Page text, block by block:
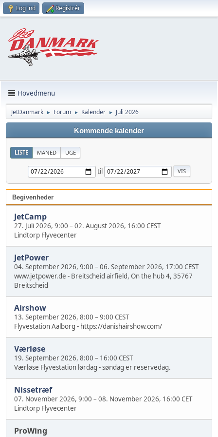
Log ind Registrér
Hovedmenu
JetDanmark ► Forum ► Kalender ► Juli 2026
Kommende kalender
LISTE MÅNED UGE
til
Begivenheder
JetCamp
27. Juli 2026, 9:00 – 02. August 2026, 16:00 CEST
Lindtorp Flyvecenter
JetPower
04. September 2026, 9:00 – 06. September 2026, 17:00 CEST
www.jetpower.de - Breitscheid airfield, On the hub 4, 35767
Breitscheid
Airshow
13. September 2026, 8:00 – 9:00 CEST
Flyvestation Aalborg - https://danishairshow.com/
Værløse
19. September 2026, 8:00 – 16:00 CEST
Værløse Flyvestation lørdag - søndag er reservedag.
Nissetræf
07. November 2026, 9:00 – 08. November 2026, 16:00 CET
Lindtorp Flyvecenter
ProWing